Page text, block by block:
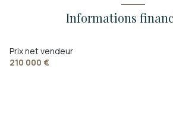
Informations
Prix net vendeur
210 000 €